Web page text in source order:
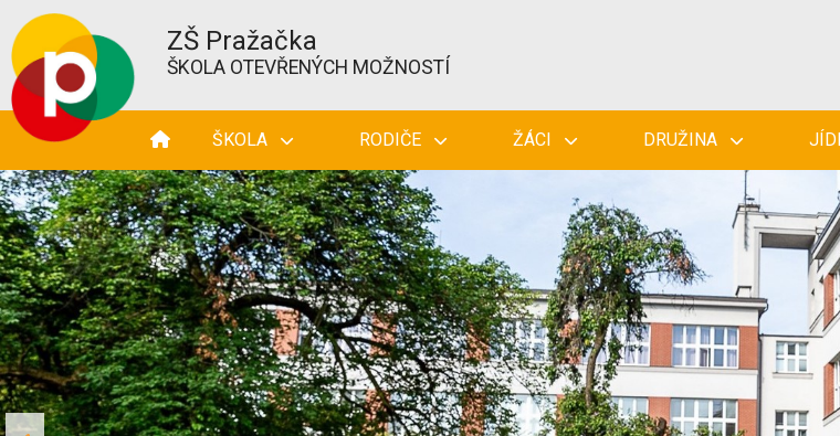
ZŠ Pražačka
ŠKOLA OTEVŘENÝCH MOŽNOSTÍ
ŠKOLA RODIČE ŽÁCI DRUŽINA